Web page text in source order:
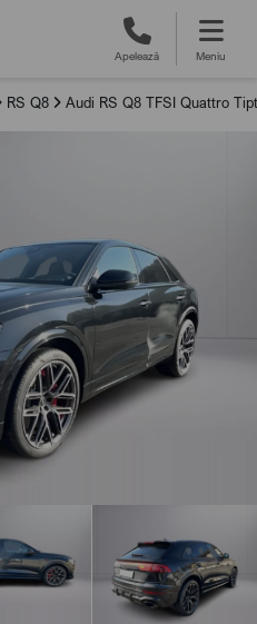
Apelează Meniu
RS Q8 Audi RS Q8 TFSI Quattro